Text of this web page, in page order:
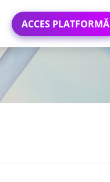
ACCES PLATFORMĂ